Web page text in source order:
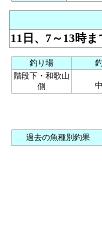
11日、7～13時
釣り場
階段下・和歌山
側
過去の魚種別釣果